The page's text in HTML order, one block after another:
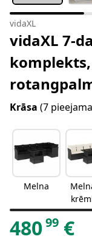
vidaXL
vidaXL 7-
Krāsa (7
Melna
48099 €